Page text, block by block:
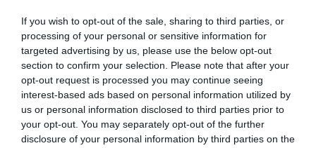
If you wish to opt-out of the sale, sharing to third parties, or
processing of your personal or sensitive information for
targeted advertising by us, please use the below opt-out
section to confirm your selection. Please note that after your
opt-out request is processed you may continue seeing
interest-based ads based on personal information utilized by
us or personal information disclosed to third parties prior to
your opt-out. You may separately opt-out of the further
disclosure of your personal information by third parties on the
Πρωτάθλημα ξιφασκίας με αμαξίδιο που διεξάγεται στη
Νότια Κορέα.
02.09.2025 ΞΙΦΑΣΚΙΑ ΜΕ ΑΜΑΞΙΔΙΟ